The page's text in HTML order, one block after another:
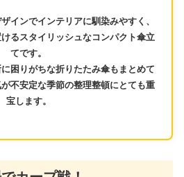
インでインテリアに馴染みやすく、
るスタイリッシュなコンパクト傘立
てです。
困りがちな折りたたみ傘もまとめて
不安定な季節の整理整頓にとても重
宝します。